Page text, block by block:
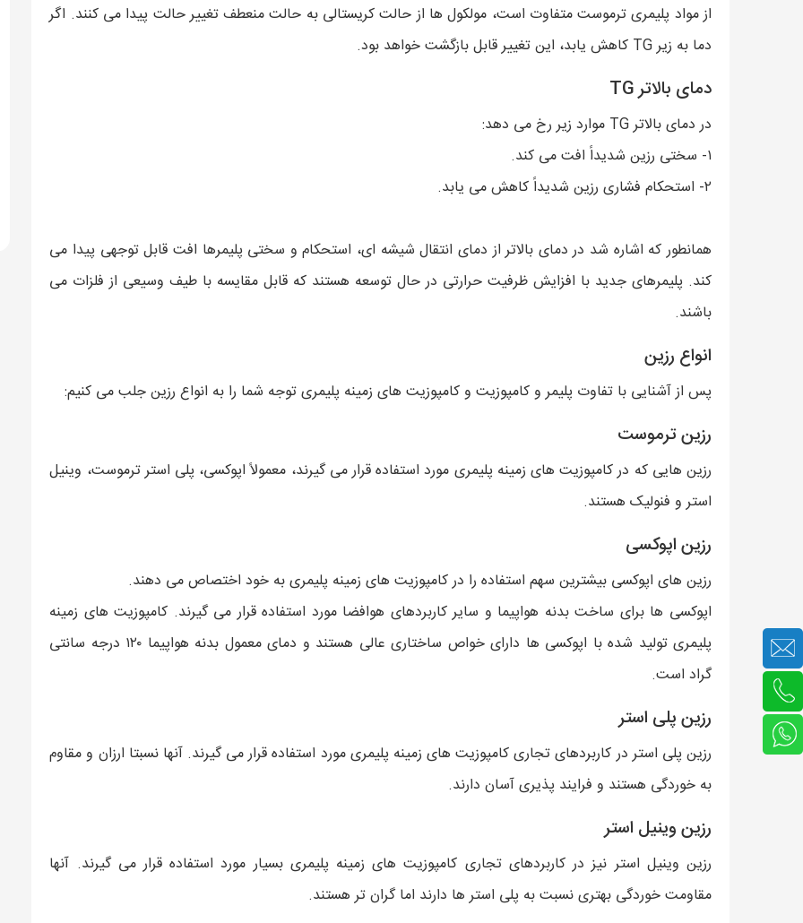
از مواد پلیمری ترموست متفاوت است، مولکول ها از حالت کریستالی به حالت منعطف تغییر حالت پیدا می کنند. اگر
دما به زیر TG کاهش یابد، این تغییر قابل بازگشت خواهد بود.
دمای بالاتر TG
در دمای بالاتر TG موارد زیر رخ می دهد:
۱- سختی رزین شدیداً افت می کند.
۲- استحکام فشاری رزین شدیداً کاهش می یابد.
همانطور که اشاره شد در دمای بالاتر از دمای انتقال شیشه ای، استحکام و سختی پلیمرها افت قابل توجهی پیدا می
کند. پلیمرهای جدید با افزایش ظرفیت حرارتی در حال توسعه هستند که قابل مقایسه با طیف وسیعی از فلزات می
باشند.
انواع رزین
پس از آشنایی با تفاوت پلیمر و کامپوزیت و کامپوزیت های زمینه پلیمری توجه شما را به انواع رزین جلب می کنیم:
رزین ترموست
رزین هایی که در کامپوزیت های زمینه پلیمری مورد استفاده قرار می گیرند، معمولاً اپوکسی، پلی استر ترموست، وینیل
استر و فنولیک هستند.
رزین اپوکسی
رزین های اپوکسی بیشترین سهم استفاده را در کامپوزیت های زمینه پلیمری به خود اختصاص می دهند.
اپوکسی ها برای ساخت بدنه هواپیما و سایر کاربردهای هوافضا مورد استفاده قرار می گیرند. کامپوزیت های زمینه
پلیمری تولید شده با اپوکسی ها دارای خواص ساختاری عالی هستند و دمای معمول بدنه هواپیما ۱۲۰ درجه سانتی
گراد است.
رزین پلی استر
رزین پلی استر در کاربردهای تجاری کامپوزیت های زمینه پلیمری مورد استفاده قرار می گیرند. آنها نسبتا ارزان و مقاوم
به خوردگی هستند و فرایند پذیری آسان دارند.
رزین وینیل استر
رزین وینیل استر نیز در کاربردهای تجاری کامپوزیت های زمینه پلیمری بسیار مورد استفاده قرار می گیرند. آنها
مقاومت خوردگی بهتری نسبت به پلی استر ها دارند اما گران تر هستند.